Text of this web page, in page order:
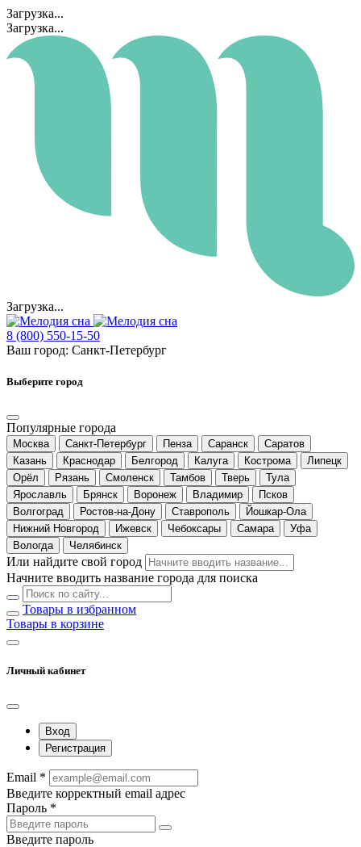
Загрузка...
Загрузка...
Загрузка...
8 (800) 550-15-50
Ваш город: Санкт-Петербург
Выберите город
Популярные города
Москва Санкт-Петербург Пенза Саранск
Саратов
Казань
Краснодар Белгород Калуга Кострома
Липецк
Орёл
Рязань Смоленск Тамбов Тверь
Тула
Ярославль
Брянск Воронеж Владимир
Псков
Волгоград
Ростов-на-Дону Ставрополь
Йошкар-Ола
Нижний Новгород
Ижевск Чебоксары Самара
Уфа
Вологда
Челябинск
Или найдите свой город
Начните вводить название города для поиска
Товары в избранном
Товары в корзине
Личный кабинет
Вход
Регистрация
Email *
Введите корректный email адрес
Пароль *
Введите пароль